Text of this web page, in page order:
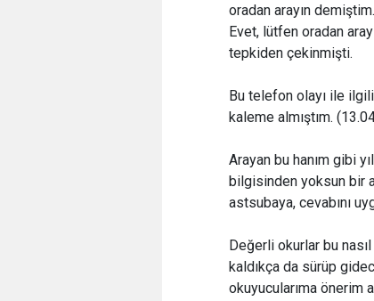
oradan arayın
Evet, lütfen oradan
tepkiden çekinmişti.
Bu telefon olayı ile ilgili
kaleme almıştım.
Arayan bu hanım gibi
bilgisinden yoksun bir
astsubaya, cevabını
Değerli okurlar bu
kaldıkça da sürüp
okuyucularıma önerim